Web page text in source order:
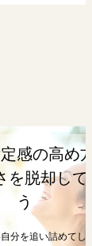
になろ
と、